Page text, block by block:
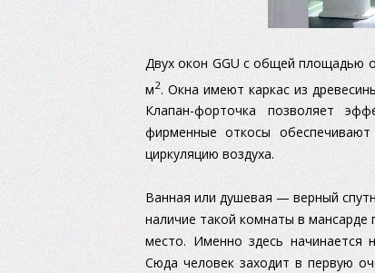
Двух окон GGU с общей площадью
м2. Окна имеют каркас из
Клапан-форточка позволяет
фирменные откосы
циркуляцию воздуха.
Ванная или душевая — верный
наличие такой комнаты в
место. Именно здесь начинается
Сюда человек заходит в первую